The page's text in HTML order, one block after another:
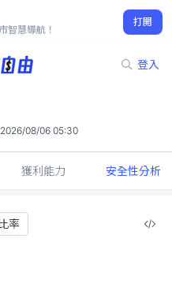
智慧導航！
打開
登入
2026/08/06 05:30
獲利能力 安全性分析
率